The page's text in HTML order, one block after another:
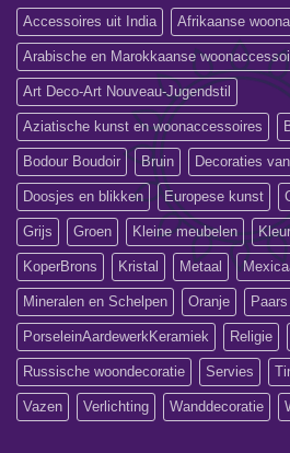
Accessoires uit India Afrikaanse
Arabische en Marokkaanse
Art Deco-Art Nouveau-Jugendstil
Aziatische kunst en woonaccessoires
Bodour Boudoir Bruin Decoraties
Doosjes en blikken Europese kunst
Grijs Groen Kleine meubelen
KoperBrons Kristal Metaal
Mineralen en Schelpen Oranje Paars
PorseleinAardewerkKeramiek Religie
Russische woondecoratie Servies
Vazen Verlichting Wanddecoratie